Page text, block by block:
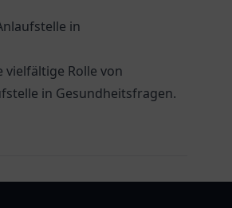
in
vielfältige Rolle von
in Gesundheitsfragen.